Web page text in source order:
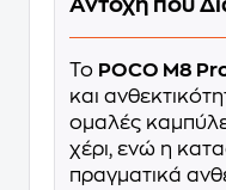
Το POCO M8
και
ομαλές
χέρι, ενώ η
πραγματικά